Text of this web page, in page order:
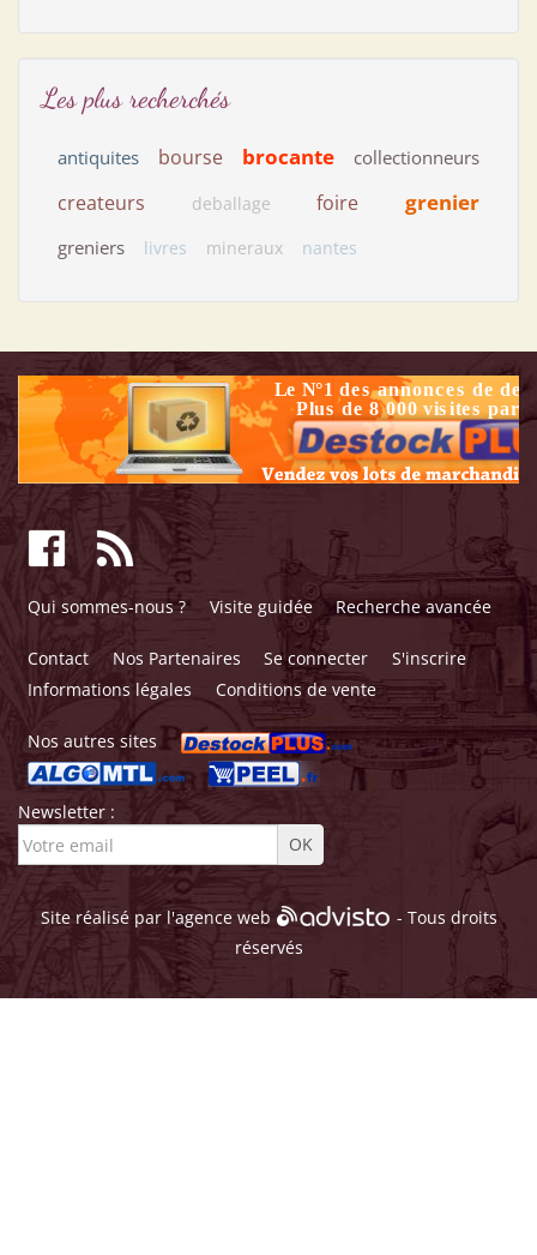
Les plus recherchés
antiquites bourse brocante collectionneurs
createurs deballage foire grenier
greniers livres mineraux nantes
Qui sommes-nous ? Visite guidée Recherche avancée
Contact Nos Partenaires Se connecter
S'inscrire
Informations légales
Conditions de vente
Nos autres sites
Newsletter :
Site réalisé par l'agence web
- Tous droits
réservés